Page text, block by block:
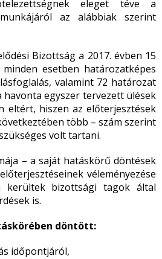
eleget téve a
az alábbiak szerint
Bizottság a 2017. évben 15
esetben határozatképes
valamint 72 határozat
havonta egyszer tervezett ülések
eltért, hiszen az előterjesztések
több – szám szerint
volt tartani.
– a saját hatáskörű döntések
véleményezése
kerültek bizottsági tagok által
is.
döntött:
időpontjáról,